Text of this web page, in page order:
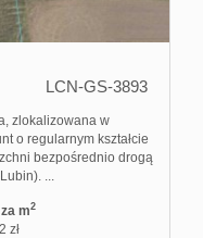
LCN-GS-3893
zlokalizowana w
o regularnym kształcie
bezpośrednio drogą
...
m2
zł